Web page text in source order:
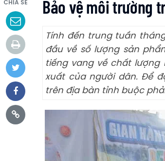
CHIA SẺ Bảo vệ môi trường
Tính đến trung tuần
đầu về số lượng sản
tiếng vang về chất
xuất của người dân. Để
trên địa bàn tỉnh buộc